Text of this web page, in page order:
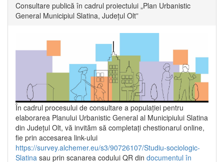
Consultare publică în cadrul proiectului „Plan Urbanistic
General Municipiul Slatina, Județul Olt”
În cadrul procesului de consultare a populaţiei pentru
elaborarea Planului Urbanistic General al Municipiului Slatina
din Județul Olt, vă invităm să completați chestionarul online,
fie prin accesarea link-ului
https://survey.alchemer.eu/s3/90726107/Studiu-sociologic-
Slatina sau prin scanarea codului QR din documentul în